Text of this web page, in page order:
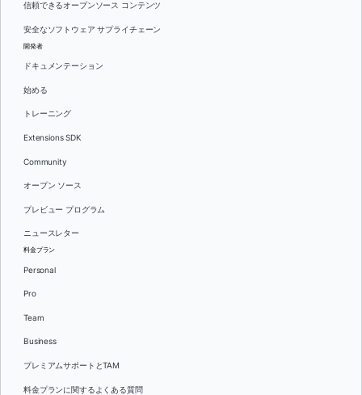
信頼できるオープンソース コンテンツ
安全なソフトウェア サプライチェーン
開発者
ドキュメンテーション
始める
トレーニング
Extensions SDK
Community
オープン ソース
プレビュー プログラム
ニュースレター
料金プラン
Personal
Pro
Team
Business
プレミアムサポートとTAM
料金プランに関するよくある質問